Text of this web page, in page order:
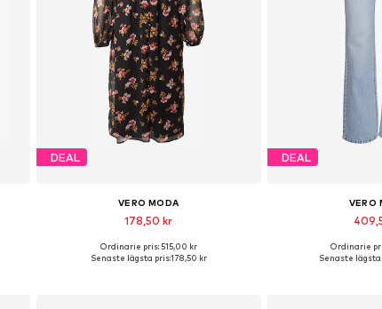
DEAL
VERO MODA
178,50 kr
Tillgängliga storlekar: 34, 36, 38, 40, 42
Ordinarie pris: 515,00 kr
Senaste lägsta pris:178,50 kr
DEAL
VERO
Tillgänglig i
Ordinarie
Senaste lägsta